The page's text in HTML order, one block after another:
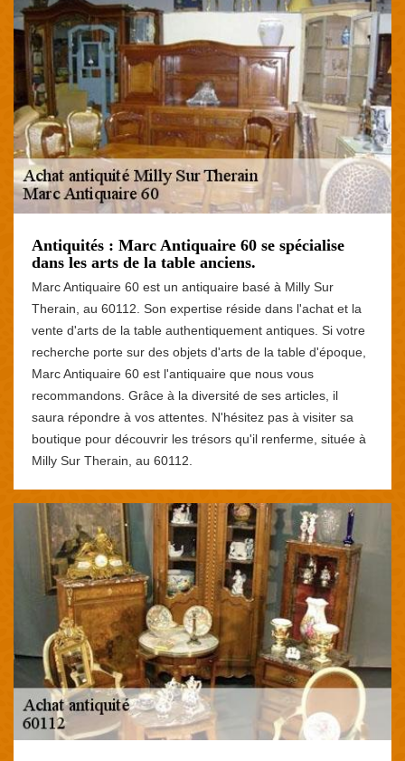
Antiquités : Marc Antiquaire 60 se spécialise
dans les arts de la table anciens.
Marc Antiquaire 60 est un antiquaire basé à Milly Sur
Therain, au 60112. Son expertise réside dans l'achat et la
vente d'arts de la table authentiquement antiques. Si votre
recherche porte sur des objets d'arts de la table d'époque,
Marc Antiquaire 60 est l'antiquaire que nous vous
recommandons. Grâce à la diversité de ses articles, il
saura répondre à vos attentes. N'hésitez pas à visiter sa
boutique pour découvrir les trésors qu'il renferme, située à
Milly Sur Therain, au 60112.